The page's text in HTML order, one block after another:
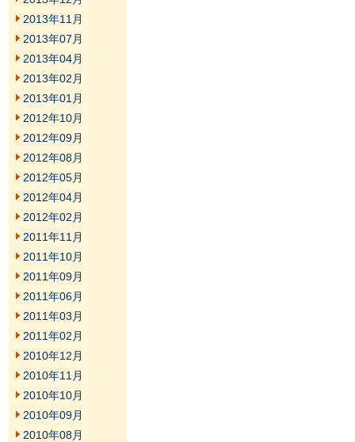
2013年11月
2013年07月
2013年04月
2013年02月
2013年01月
2012年10月
2012年09月
2012年08月
2012年05月
2012年04月
2012年02月
2011年11月
2011年10月
2011年09月
2011年06月
2011年03月
2011年02月
2010年12月
2010年11月
2010年10月
2010年09月
2010年08月